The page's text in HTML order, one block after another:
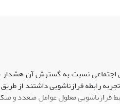
اجتماعی نسبت به گسترش آن
این نوع روابط است. بدین منظور 36 نفر از زنانی که تجربه
فرازناشویی معلول عوامل متعدد و